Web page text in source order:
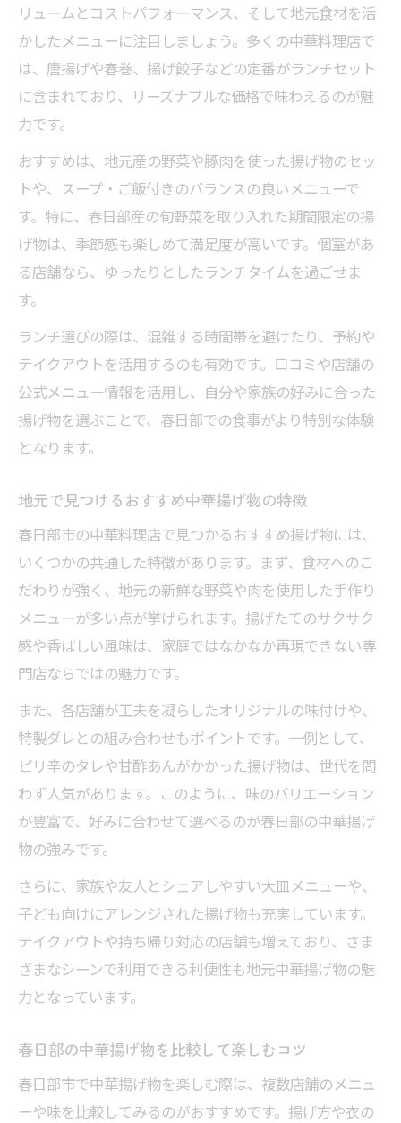
リュームとコストパフォーマンス、そして地元食材を活
かしたメニューに注目しましょう。多くの中華料理店で
は、唐揚げや春巻、揚げ餃子などの定番がランチセット
に含まれており、リーズナブルな価格で味わえるのが魅
力です。
おすすめは、地元産の野菜や豚肉を使った揚げ物のセッ
トや、スープ・ご飯付きのバランスの良いメニューで
す。特に、春日部産の旬野菜を取り入れた期間限定の揚
げ物は、季節感も楽しめて満足度が高いです。個室があ
る店舗なら、ゆったりとしたランチタイムを過ごせま
す。
ランチ選びの際は、混雑する時間帯を避けたり、予約や
テイクアウトを活用するのも有効です。口コミや店舗の
公式メニュー情報を活用し、自分や家族の好みに合った
揚げ物を選ぶことで、春日部での食事がより特別な体験
となります。
地元で見つけるおすすめ中華揚げ物の特徴
春日部市の中華料理店で見つかるおすすめ揚げ物には、
いくつかの共通した特徴があります。まず、食材へのこ
だわりが強く、地元の新鮮な野菜や肉を使用した手作り
メニューが多い点が挙げられます。揚げたてのサクサク
感や香ばしい風味は、家庭ではなかなか再現できない専
門店ならではの魅力です。
また、各店舗が工夫を凝らしたオリジナルの味付けや、
特製ダレとの組み合わせもポイントです。一例として、
ピリ辛のタレや甘酢あんがかかった揚げ物は、世代を問
わず人気があります。このように、味のバリエーション
が豊富で、好みに合わせて選べるのが春日部の中華揚げ
物の強みです。
さらに、家族や友人とシェアしやすい大皿メニューや、
子ども向けにアレンジされた揚げ物も充実しています。
テイクアウトや持ち帰り対応の店舗も増えており、さま
ざまなシーンで利用できる利便性も地元中華揚げ物の魅
力となっています。
春日部の中華揚げ物を比較して楽しむコツ
春日部市で中華揚げ物を楽しむ際は、複数店舗のメニュ
ーや味を比較してみるのがおすすめです。揚げ方や衣の